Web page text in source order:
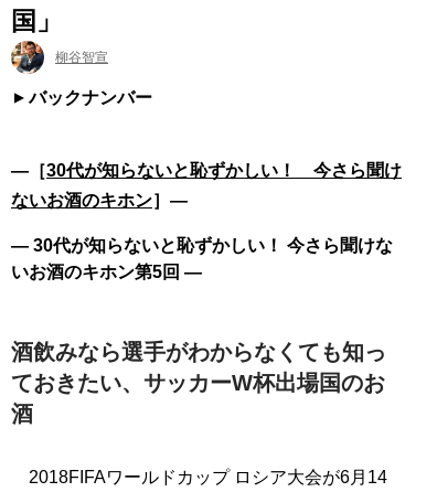
国」
柳谷智宣
バックナンバー
―［30代が知らないと恥ずかしい！ 今さら聞け
ないお酒のキホン］―
― 30代が知らないと恥ずかしい！ 今さら聞けな
いお酒のキホン第5回 ―
酒飲みなら選手がわからなくても知っ
ておきたい、サッカーW杯出場国のお
酒
2018FIFAワールドカップ ロシア大会が6月14